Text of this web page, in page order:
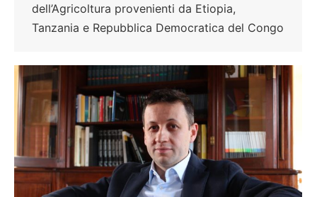
dell’Agricoltura provenienti da Etiopia,
Tanzania e Repubblica Democratica del Congo